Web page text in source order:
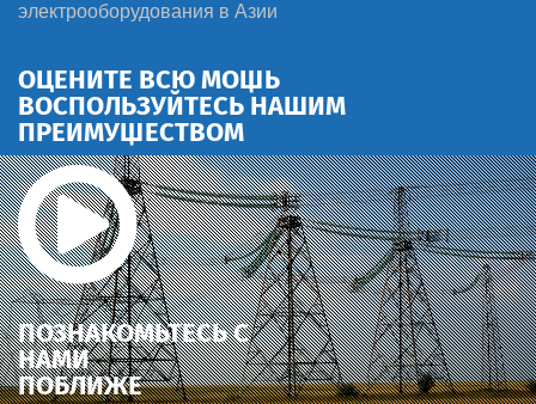
электрооборудования в Азии
ОЦЕНИТЕ ВСЮ МОЩЬ
ВОСПОЛЬЗУЙТЕСЬ НАШИМ
ПРЕИМУЩЕСТВОМ
ПОЗНАКОМЬТЕСЬ С
НАМИ
ПОБЛИЖЕ